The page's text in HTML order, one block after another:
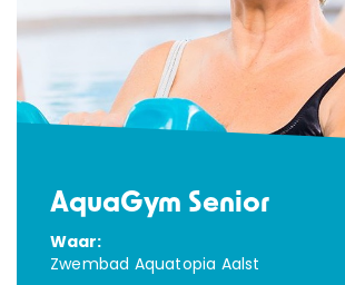
AquaGym Senior
Waar:
Zwembad Aquatopia Aalst